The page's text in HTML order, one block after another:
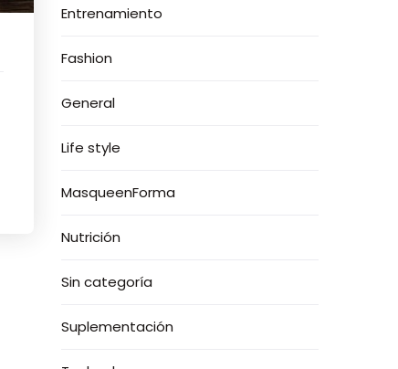
Entrenamiento
Fashion
General
Life style
MasqueenForma
Nutrición
Sin categoría
Suplementación